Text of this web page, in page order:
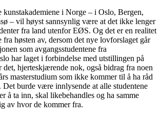
kunstakademiene i Norge – i Oslo, Bergen,
– vil høyst sannsynlig være at det ikke lenger
fra land utenfor EØS. Og det er en realitet
fra høsten av, dersom det nye lovforslaget går
som avgangsstudentene fra
har laget i forbindelse med utstillingen på
det, hjerteskjærende nok, også bidrag fra noen
masterstudium som ikke kommer til å ha råd
Det burde være innlysende at alle studentene
å ta inn, skal likebehandles og ha samme
av hvor de kommer fra.